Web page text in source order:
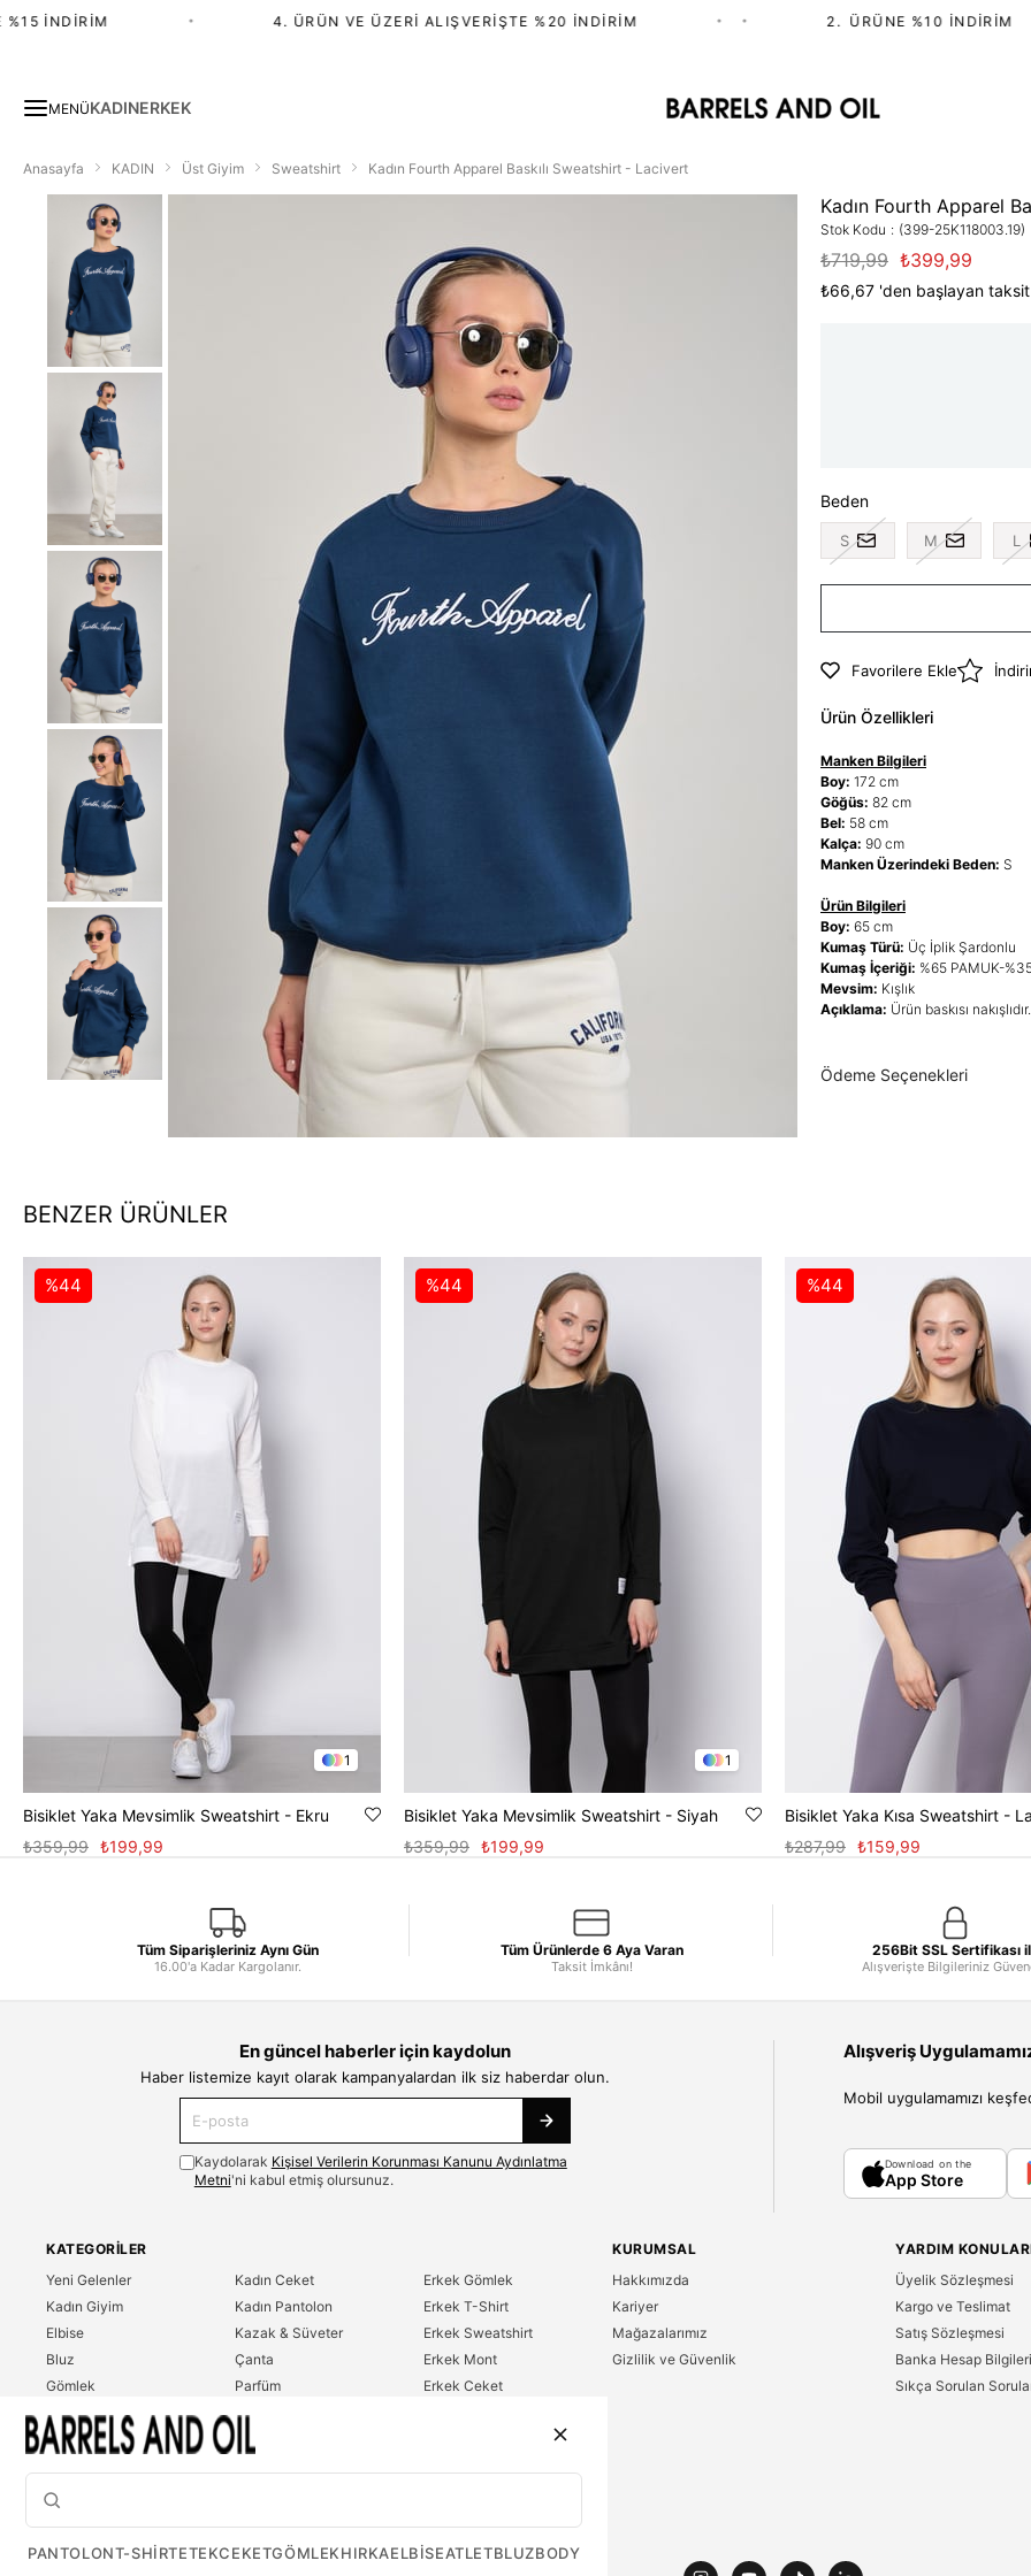
İNDIRIM 4. ÜRÜN VE ÜZERI ALIŞVERIŞTE %20 İNDIRIM • 2.⁠ ⁠ÜRÜNE %10 İNDIRIM
MENÜKADINERKEK
Anasayfa KADIN Üst Giyim Sweatshirt Kadın Fourth Apparel Baskılı Sweatshirt - Lacivert
Kadın Fourth Apparel
Stok Kodu (399-25K118003.19)
₺719,99 ₺399,99
₺66,67 'den başlayan
Beden
S M L
Favorilere Ekle
Ürün Özellikleri
Manken Bilgileri
Boy: 172 cm
Göğüs: 82 cm
Bel: 58 cm
Kalça: 90 cm
Manken Üzerindeki Beden: S
Ürün Bilgileri
Boy: 65 cm
Kumaş Türü: Üç İplik Şardonlu
Kumaş İçeriği: %65 PAMUK-
Mevsim: Kışlık
Açıklama: Ürün baskısı
Ödeme Seçenekleri
BENZER ÜRÜNLER
1
Bisiklet Yaka Mevsimlik Sweatshirt - Ekru
₺199,99
₺359,99
%44
1
Bisiklet Yaka Mevsimlik Sweatshirt - Siyah
₺199,99
₺359,99
%44
Bisiklet Yaka Kısa Sweatshirt -
₺159,99
₺287,99
%44
Tüm Siparişleriniz Aynı Gün
16.00'a Kadar Kargolanır.
Tüm Ürünlerde 6 Aya Varan
Taksit İmkânı!
256Bit SSL Sertifikası
Alışverişte Bilgileriniz
En güncel haberler için kaydolun
Haber listemize kayıt olarak kampanyalardan ilk siz haberdar olun.
Kaydolarak Kişisel Verilerin Korunması Kanunu Aydınlatma
Metni'ni kabul etmiş olursunuz.
Alışveriş
Mobil uygulamamızı
Download on the
App Store
KATEGORILER
Yeni Gelenler
Kadın Giyim
Elbise
Bluz
Gömlek
T-Shirt
Sweatshirt
Kadın Ceket
Kadın Pantolon
Kazak & Süveter
Çanta
Parfüm
Erkek Giyim
Erkek Gömlek
Erkek T-Shirt
Erkek Sweatshirt
Erkek Mont
Erkek Ceket
KURUMSAL
Hakkımızda
Kariyer
Mağazalarımız
Gizlilik ve Güvenlik
YARDIM
Üyelik Sözleşmesi
Kargo ve Teslimat
Satış Sözleşmesi
Banka Hesap Bilgileri
Sıkça Sorulan
PANTOLONT-SHIRTETEKCEKETGÖMLEKHIRKAELBISEATLETBLUZBODY